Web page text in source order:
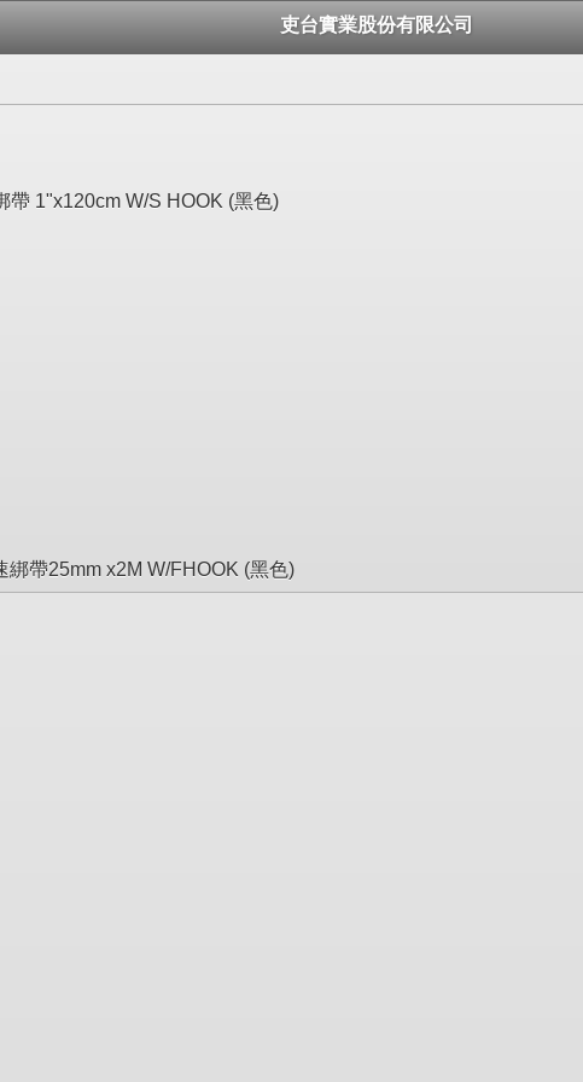
吏台實業股份有限公司
帶 1"x120cm W/S HOOK (黑色)